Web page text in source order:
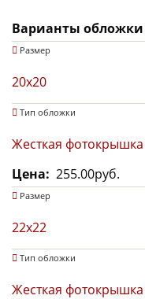
Варианты обложки
Размер
20x20
Тип обложки
Жесткая
Цена
255.00руб.
Размер
22х22
Тип обложки
Жесткая